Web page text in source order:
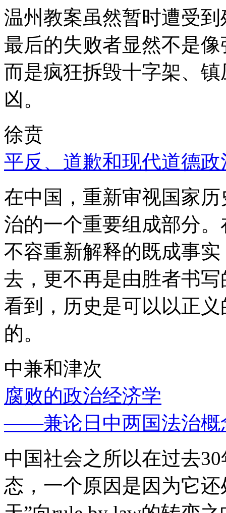
温州教案虽然暂时遭受
最后的失败者显然不是
而是疯狂拆毁十字架、
凶。
徐贲
平反、道歉和现代道德政
在中国，重新审视国家
治的一个重要组成部分
不容重新解释的既成事
去，更不再是由胜者书
看到，历史是可以以正
的。
中兼和津次
腐败的政治经济学
——兼论日中两国法治概
中国社会之所以在过去
态，一个原因是因为它